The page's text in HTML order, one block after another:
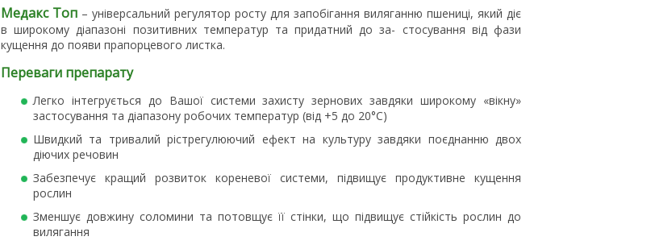
Медакс Топ – універсальний регулятор росту для запобігання виляганню пшениці, який діє
в широкому діапазоні позитивних температур та придатний до за- стосування від фази
кущення до появи прапорцевого листка.
Переваги препарату
Легко інтегрується до Вашої системи захисту зернових завдяки широкому «вікну»
застосування та діапазону робочих температур (від +5 до 20°С)
Швидкий та тривалий рістрегулюючий ефект на культуру завдяки поєднанню двох
діючих речовин
Забезпечує кращий розвиток кореневої системи, підвищує продуктивне кущення
рослин
Зменшує довжину соломини та потовщує її стінки, що підвищує стійкість рослин до
вилягання